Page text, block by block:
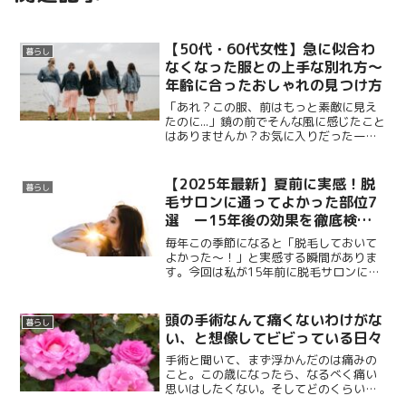
暮らし
【50代・60代女性】急に似合わ
なくなった服との上手な別れ方～
年齢に合ったおしゃれの見つけ方
「あれ？この服、前はもっと素敵に見え
たのに...」鏡の前でそんな風に感じたこと
はありませんか？お気に入りだった一着
際に起きると結構ショックというか寂し
い気持ちでした。
暮らし
【2025年最新】夏前に実感！脱
毛サロンに通ってよかった部位7
選 ー15年後の効果を徹底検証
ー
毎年この季節になると「脱毛しておいて
よかった〜！」と実感する瞬間がありま
す。今回は私が15年前に脱毛サロンに通
暮らし
頭の手術なんて痛くないわけがな
い、と想像してビビっている日々
手術と聞いて、まず浮かんだのは痛みの
こと。この歳になったら、なるべく痛い
思いはしたくない。そしてどのくらい入